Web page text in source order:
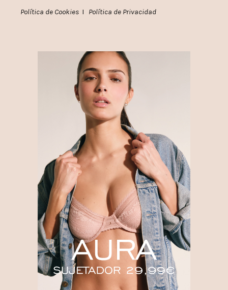
Política de Cookies I Política de Privacidad